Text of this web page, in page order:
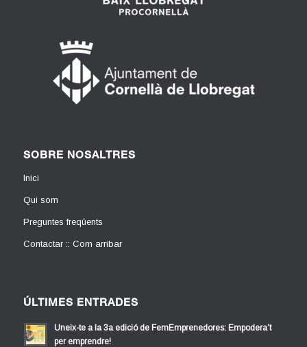
SOBRE NOSALTRES
Inici
Qui som
Preguntes freqüents
Contactar :: Com arribar
ÚLTIMES ENTRADES
Uneix-te a la 3a edició de FemEmprenedores: Empodera’t
per emprendre!